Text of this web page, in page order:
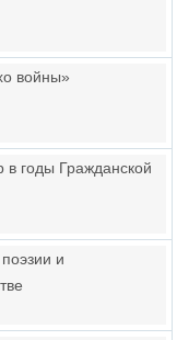
войны»
годы Гражданской
и